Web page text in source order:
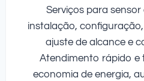
Serviços para
instalação,
ajuste de alcance e
Atendimento rápido e
economia de energia,